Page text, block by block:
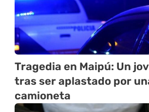
Tragedia en Maipú: Un
tras ser aplastado por
camioneta